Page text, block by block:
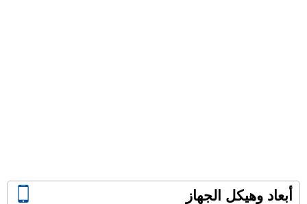
أبعاد وهيكل الجهاز